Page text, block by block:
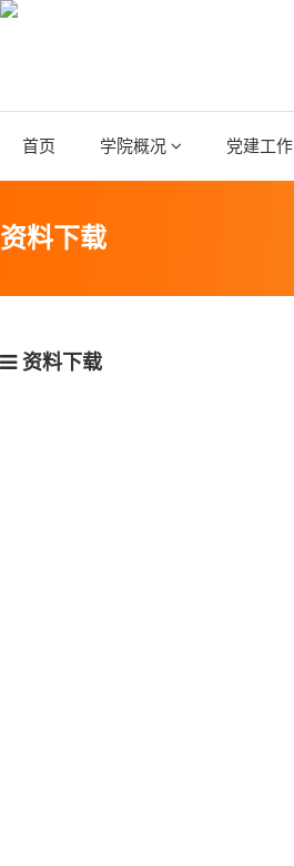
首页 学院概况 党建工作
资料下载
资料下载